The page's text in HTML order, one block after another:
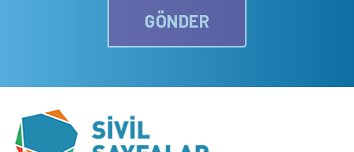
GÖNDER